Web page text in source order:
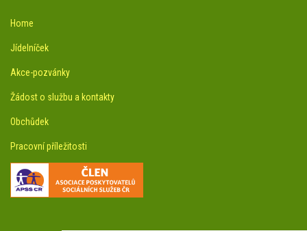
Home
Jídelníček
Akce-pozvánky
Žádost o službu a kontakty
Obchůdek
Pracovní příležitosti